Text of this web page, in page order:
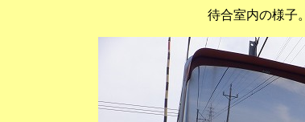
待合室内の様子。